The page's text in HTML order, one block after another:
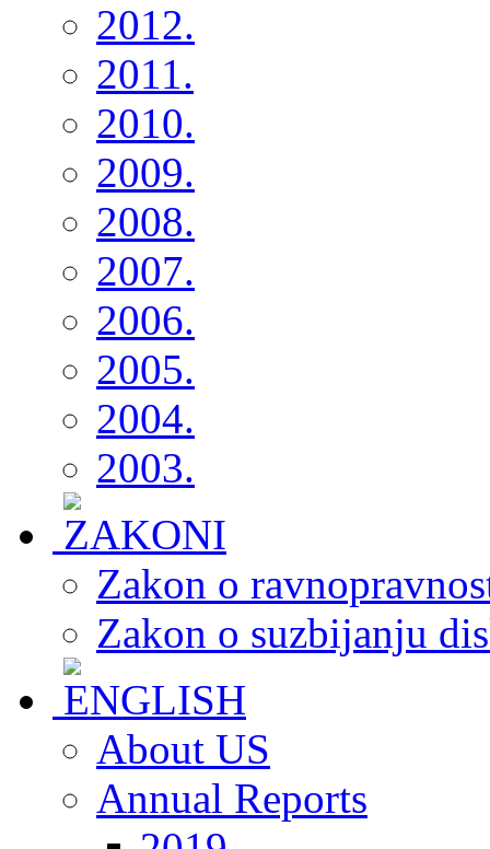
2012.
2011.
2010.
2009.
2008.
2007.
2006.
2005.
2004.
2003.
Zakon o
Zakon o suzbijanju
About US
Annual Reports